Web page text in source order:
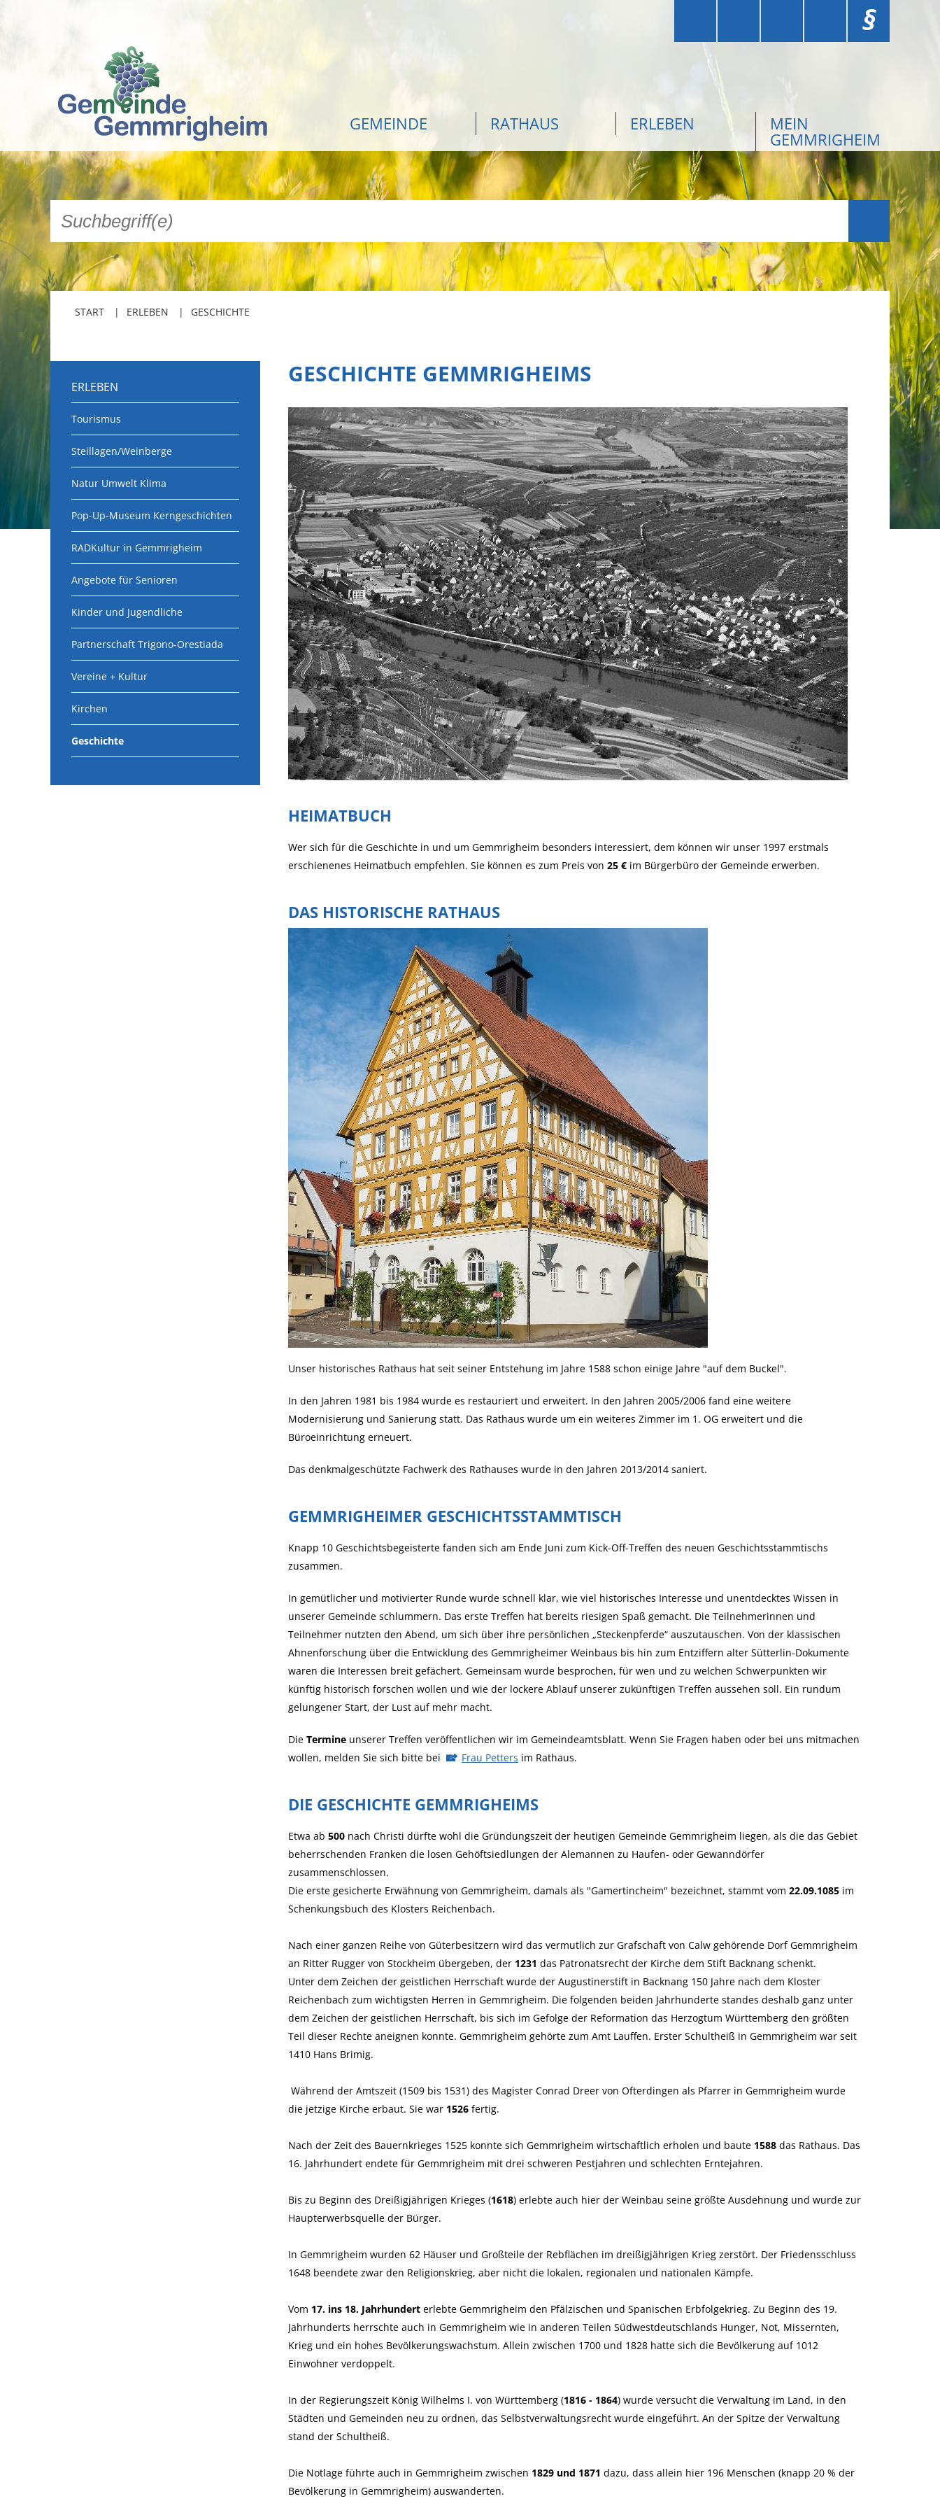
§
GEMEINDE RATHAUS ERLEBEN MEIN
GEMMRIGHEIM
START ERLEBEN GESCHICHTE
ERLEBEN
Tourismus
Steillagen/Weinberge
Natur Umwelt Klima
Pop-Up-Museum Kerngeschichten
RADKultur in Gemmrigheim
Angebote für Senioren
Kinder und Jugendliche
Partnerschaft Trigono-Orestiada
Vereine + Kultur
Kirchen
Geschichte
GESCHICHTE GEMMRIGHEIMS
HEIMATBUCH
Wer sich für die Geschichte in und um Gemmrigheim besonders interessiert, dem können wir unser 1997 erstmals
erschienenes Heimatbuch empfehlen. Sie können es zum Preis von 25 € im Bürgerbüro der Gemeinde erwerben.
DAS HISTORISCHE RATHAUS
Unser historisches Rathaus hat seit seiner Entstehung im Jahre 1588 schon einige Jahre "auf dem Buckel".
In den Jahren 1981 bis 1984 wurde es restauriert und erweitert. In den Jahren 2005/2006 fand eine weitere
Modernisierung und Sanierung statt. Das Rathaus wurde um ein weiteres Zimmer im 1. OG erweitert und die
Büroeinrichtung erneuert.
Das denkmalgeschützte Fachwerk des Rathauses wurde in den Jahren 2013/2014 saniert.
GEMMRIGHEIMER GESCHICHTSSTAMMTISCH
Knapp 10 Geschichtsbegeisterte fanden sich am Ende Juni zum Kick-Off-Treffen des neuen Geschichtsstammtischs
zusammen.
In gemütlicher und motivierter Runde wurde schnell klar, wie viel historisches Interesse und unentdecktes Wissen in
unserer Gemeinde schlummern. Das erste Treffen hat bereits riesigen Spaß gemacht. Die Teilnehmerinnen und
Teilnehmer nutzten den Abend, um sich über ihre persönlichen „Steckenpferde“ auszutauschen. Von der klassischen
Ahnenforschung über die Entwicklung des Gemmrigheimer Weinbaus bis hin zum Entziffern alter Sütterlin-Dokumente
waren die Interessen breit gefächert. Gemeinsam wurde besprochen, für wen und zu welchen Schwerpunkten wir
künftig historisch forschen wollen und wie der lockere Ablauf unserer zukünftigen Treffen aussehen soll. Ein rundum
gelungener Start, der Lust auf mehr macht.
Die Termine unserer Treffen veröffentlichen wir im Gemeindeamtsblatt. Wenn Sie Fragen haben oder bei uns mitmachen
wollen, melden Sie sich bitte bei
Frau Petters im Rathaus.
DIE GESCHICHTE GEMMRIGHEIMS
Etwa ab 500 nach Christi dürfte wohl die Gründungszeit der heutigen Gemeinde Gemmrigheim liegen, als die das Gebiet
beherrschenden Franken die losen Gehöftsiedlungen der Alemannen zu Haufen- oder Gewanndörfer
zusammenschlossen.
Die erste gesicherte Erwähnung von Gemmrigheim, damals als "Gamertincheim" bezeichnet, stammt vom 22.09.1085 im
Schenkungsbuch des Klosters Reichenbach.
Nach einer ganzen Reihe von Güterbesitzern wird das vermutlich zur Grafschaft von Calw gehörende Dorf Gemmrigheim
an Ritter Rugger von Stockheim übergeben, der 1231 das Patronatsrecht der Kirche dem Stift Backnang schenkt.
Unter dem Zeichen der geistlichen Herrschaft wurde der Augustinerstift in Backnang 150 Jahre nach dem Kloster
Reichenbach zum wichtigsten Herren in Gemmrigheim. Die folgenden beiden Jahrhunderte standes deshalb ganz unter
dem Zeichen der geistlichen Herrschaft, bis sich im Gefolge der Reformation das Herzogtum Württemberg den größten
Teil dieser Rechte aneignen konnte. Gemmrigheim gehörte zum Amt Lauffen. Erster Schultheiß in Gemmrigheim war seit
1410 Hans Brimig.
Während der Amtszeit (1509 bis 1531) des Magister Conrad Dreer von Ofterdingen als Pfarrer in Gemmrigheim wurde
die jetzige Kirche erbaut. Sie war 1526 fertig.
Nach der Zeit des Bauernkrieges 1525 konnte sich Gemmrigheim wirtschaftlich erholen und baute 1588 das Rathaus. Das
16. Jahrhundert endete für Gemmrigheim mit drei schweren Pestjahren und schlechten Erntejahren.
Bis zu Beginn des Dreißigjährigen Krieges (1618) erlebte auch hier der Weinbau seine größte Ausdehnung und wurde zur
Haupterwerbsquelle der Bürger.
In Gemmrigheim wurden 62 Häuser und Großteile der Rebflächen im dreißigjährigen Krieg zerstört. Der Friedensschluss
1648 beendete zwar den Religionskrieg, aber nicht die lokalen, regionalen und nationalen Kämpfe.
Vom 17. ins 18. Jahrhundert erlebte Gemmrigheim den Pfälzischen und Spanischen Erbfolgekrieg. Zu Beginn des 19.
Jahrhunderts herrschte auch in Gemmrigheim wie in anderen Teilen Südwestdeutschlands Hunger, Not, Missernten,
Krieg und ein hohes Bevölkerungswachstum. Allein zwischen 1700 und 1828 hatte sich die Bevölkerung auf 1012
Einwohner verdoppelt.
In der Regierungszeit König Wilhelms I. von Württemberg (1816 - 1864) wurde versucht die Verwaltung im Land, in den
Städten und Gemeinden neu zu ordnen, das Selbstverwaltungsrecht wurde eingeführt. An der Spitze der Verwaltung
stand der Schultheiß.
Die Notlage führte auch in Gemmrigheim zwischen 1829 und 1871 dazu, dass allein hier 196 Menschen (knapp 20 % der
Bevölkerung in Gemmrigheim) auswanderten.